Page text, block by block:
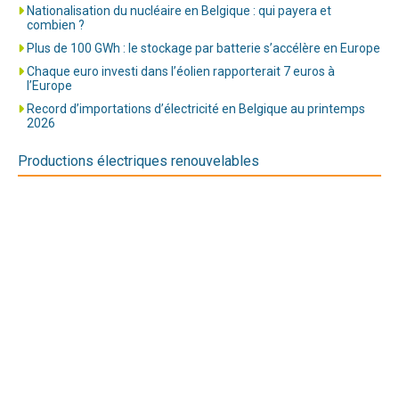
Nationalisation du nucléaire en Belgique : qui payera et
combien ?
Plus de 100 GWh : le stockage par batterie s’accélère en Europe
Chaque euro investi dans l’éolien rapporterait 7 euros à
l’Europe
Record d’importations d’électricité en Belgique au printemps
2026
Productions électriques renouvelables